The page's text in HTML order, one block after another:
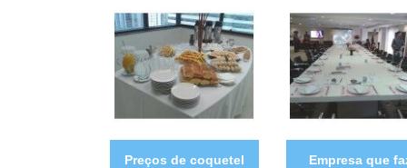
Preços de coquetel
Empresa que